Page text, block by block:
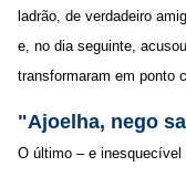
ladrão, de verdadeiro
e, no dia seguinte,
transformaram em ponto
"Ajoelha, nego
O último – e